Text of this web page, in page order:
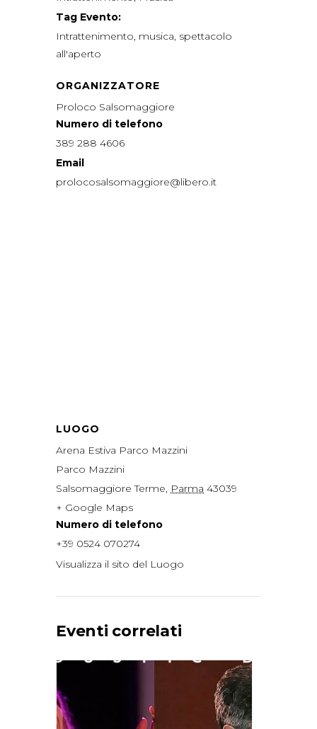
Tag Evento:
Intrattenimento, musica, spettacolo
all'aperto
ORGANIZZATORE
Proloco Salsomaggiore
Numero di telefono
389 288 4606
Email
prolocosalsomaggiore@libero.it
LUOGO
Arena Estiva Parco Mazzini
Parco Mazzini
Salsomaggiore Terme, Parma 43039
+ Google Maps
Numero di telefono
+39 0524 070274
Visualizza il sito del Luogo
Eventi correlati